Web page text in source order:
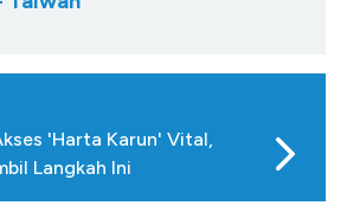
'Harta Karun' Vital,
Langkah Ini